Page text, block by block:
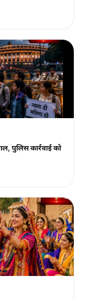
पुलिस कार्रवाई को